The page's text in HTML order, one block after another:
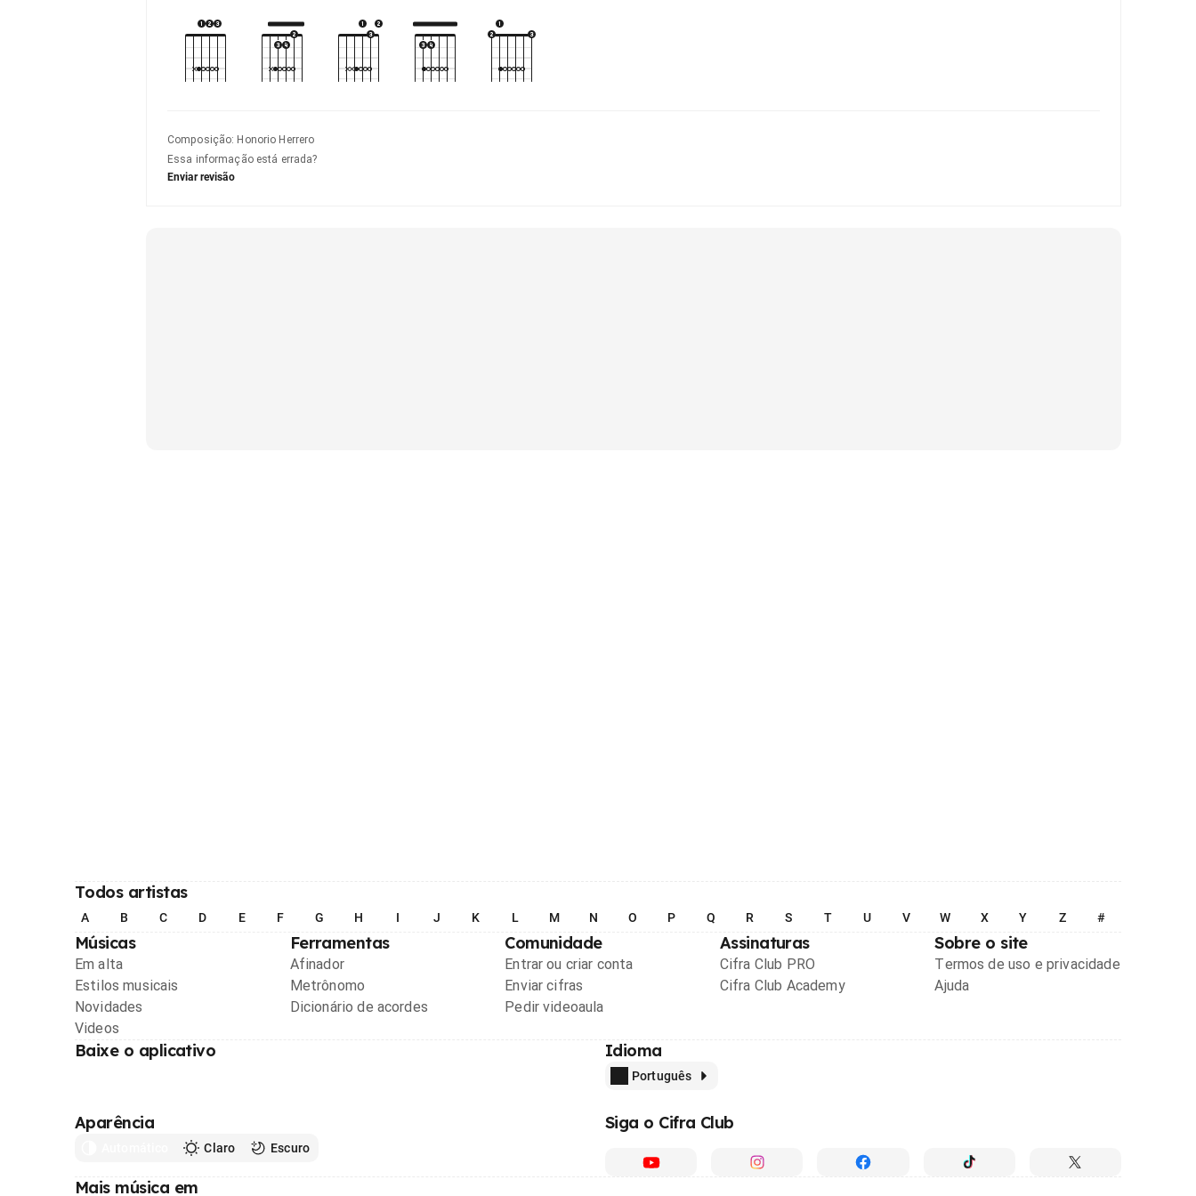
Composição: Honorio Herrero
Essa informação está errada?
Enviar revisão
Todos artistas
A B C D E F G H I J K L M N O P Q R S T U V W X Y Z #
Músicas
Em alta
Estilos musicais
Novidades
Videos
Ferramentas
Afinador
Metrônomo
Dicionário de acordes
Comunidade
Entrar ou criar conta
Enviar cifras
Pedir videoaula
Assinaturas
Cifra Club PRO
Cifra Club Academy
Sobre o site
Termos de uso e privacidade
Ajuda
Baixe o aplicativo Idioma
Português
Aparência
Claro Escuro
Siga o Cifra Club
Mais música em